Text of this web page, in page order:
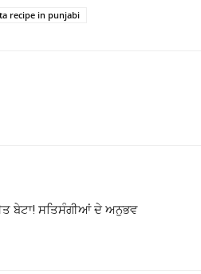
recipe in punjabi
ਬੇਟਾ! ਸਤਿਸੰਗੀਆਂ ਦੇ ਅਨੁਭਵ